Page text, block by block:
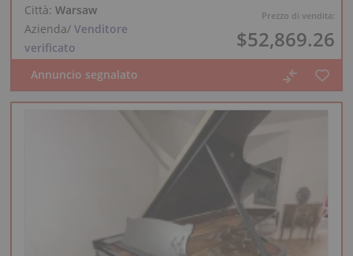
Prezzo di vendita:
$52,869.26
Città: Warsaw
Azienda/ Venditore
verificato